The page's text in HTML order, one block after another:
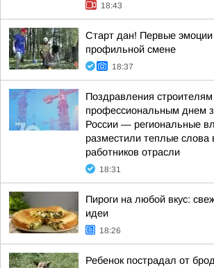
18:43
Старт дан! Первые эмоции
профильной смене
18:37
Поздравления строителям
профессиональным днем
России — региональные
разместили теплые слова
работников отрасли
18:31
Пироги на любой вкус:
идеи
18:26
Ребенок пострадал от